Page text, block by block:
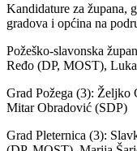
Kandidature za župana,
gradova i općina na
Požeško-slavonska
Ređo (DP, MOST),
Grad Požega (3):
Mitar Obradović (SDP)
Grad Pleternica (3):